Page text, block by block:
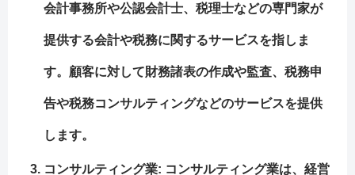
会計事務所や公認会計士、税理士などの専門家が
提供する会計や税務に関するサービスを指しま
す。顧客に対して財務諸表の作成や監査、税務申
告や税務コンサルティングなどのサービスを提供
します。
コンサルティング業: コンサルティング業は、経営